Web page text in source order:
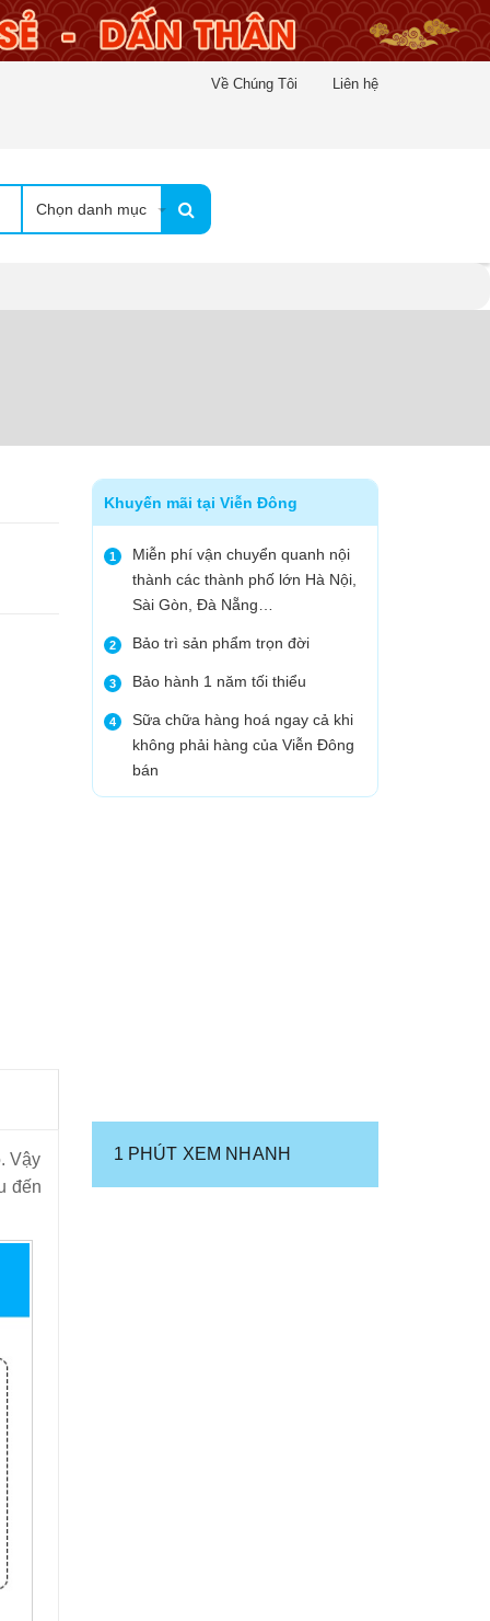
Về Chúng Tôi Liên hệ
Chọn danh mục
Khuyến mãi tại Viễn Đông
1
Miễn phí vận chuyển quanh nội
thành các thành phố lớn Hà Nội,
Sài Gòn, Đà Nẵng…
2 Bảo trì sản phẩm trọn đời
3 Bảo hành 1 năm tối thiểu
4
Sữa chữa hàng hoá ngay cả khi
không phải hàng của Viễn Đông
bán
Vậy
đến
1 PHÚT XEM NHANH